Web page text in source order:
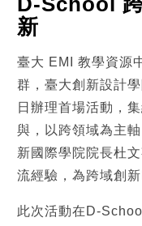
新
臺大 EMI 教學資源
群，臺大創新設計
日辦理首場活動，
與，以跨領域為主
新國際學院院長杜
流經驗，為跨域創
此次活動在D-